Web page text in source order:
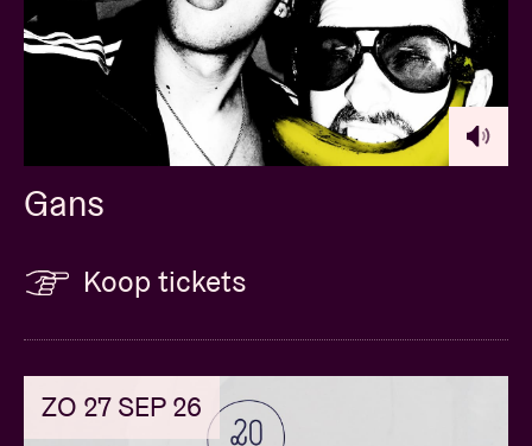
Gans
Koop tickets
ZO 27 SEP 26